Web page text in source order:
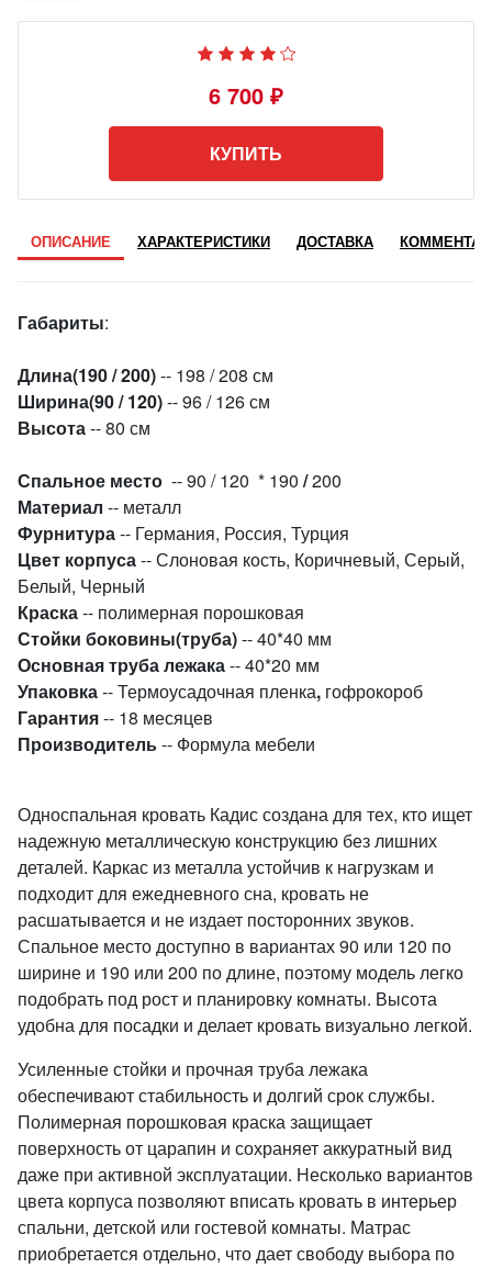
6 700 ₽
КУПИТЬ
ОПИСАНИЕ ХАРАКТЕРИСТИКИ ДОСТАВКА
Габариты:
Длина(190 / 200)-- 198 / 208 см
Ширина(90 / 120)-- 96 / 126 см
Высота-- 80 см
Спальное место -- 90 / 120 * 190 /200
Материал -- металл
Фурнитура-- Германия, Россия, Турция
Цвет корпуса-- Слоновая кость, Коричневый, Серый,
Белый, Черный
Краска-- полимерная порошковая
Стойки боковины(труба)-- 40*40 мм
Основная труба лежака-- 40*20 мм
Упаковка-- Термоусадочная пленка, гофрокороб
Гарантия-- 18 месяцев
Производитель-- Формула мебели
Односпальная кровать Кадис создана для тех, кто ищет
надежную металлическую конструкцию без лишних
деталей. Каркас из металла устойчив к нагрузкам и
подходит для ежедневного сна, кровать не
расшатывается и не издает посторонних звуков.
Спальное место доступно в вариантах 90 или 120 по
ширине и 190 или 200 по длине, поэтому модель легко
подобрать под рост и планировку комнаты. Высота
удобна для посадки и делает кровать визуально легкой.
Усиленные стойки и прочная труба лежака
обеспечивают стабильность и долгий срок службы.
Полимерная порошковая краска защищает
поверхность от царапин и сохраняет аккуратный вид
даже при активной эксплуатации. Несколько вариантов
цвета корпуса позволяют вписать кровать в интерьер
спальни, детской или гостевой комнаты. Матрас
приобретается отдельно, что дает свободу выбора по